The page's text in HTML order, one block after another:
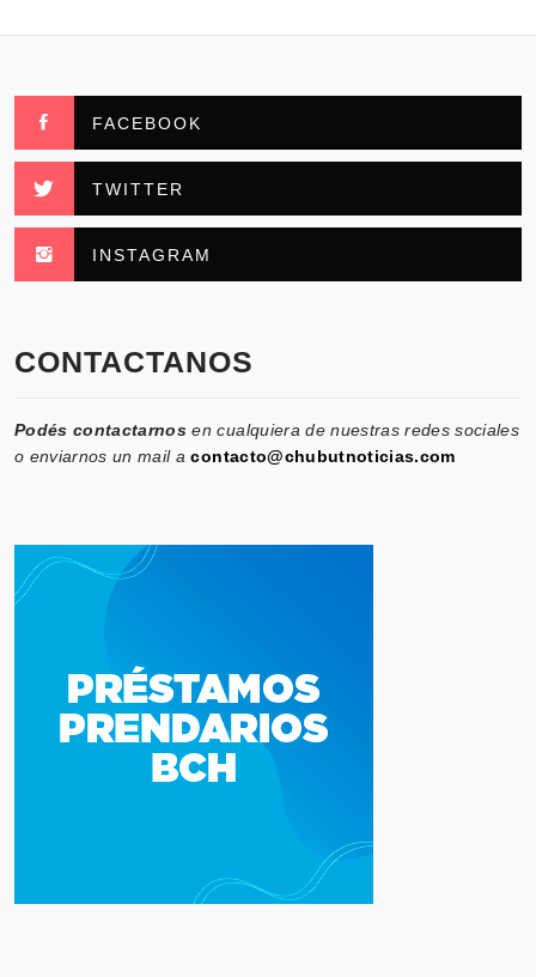
FACEBOOK
TWITTER
INSTAGRAM
CONTACTANOS
Podés contactarnos en cualquiera de nuestras redes sociales
o enviarnos un mail acontacto@chubutnoticias.com